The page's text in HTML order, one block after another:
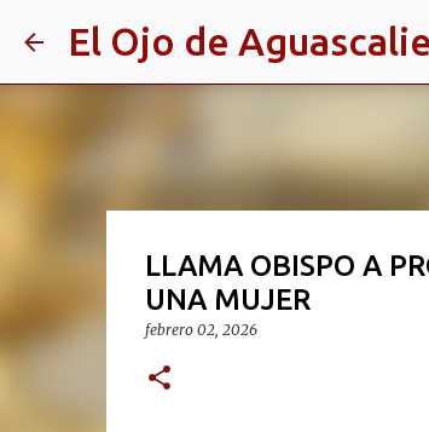
El Ojo de
LLAMA OBISPO A
UNA MUJER
febrero 02, 2026